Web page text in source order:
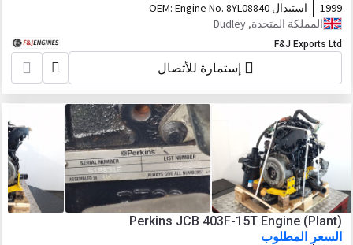
1999 استبدال OEM: Engine No. 8YL08840
Arrangement No. 175-9296 Perf Spec
المملكة المتحدة, Dudley
F&J Exports Ltd
إستمارة للأتصال
Perkins JCB 403F-15T Engine (Plant)
السعر المطلوب